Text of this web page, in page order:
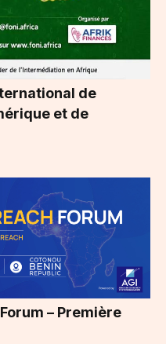
de
et de
– Première